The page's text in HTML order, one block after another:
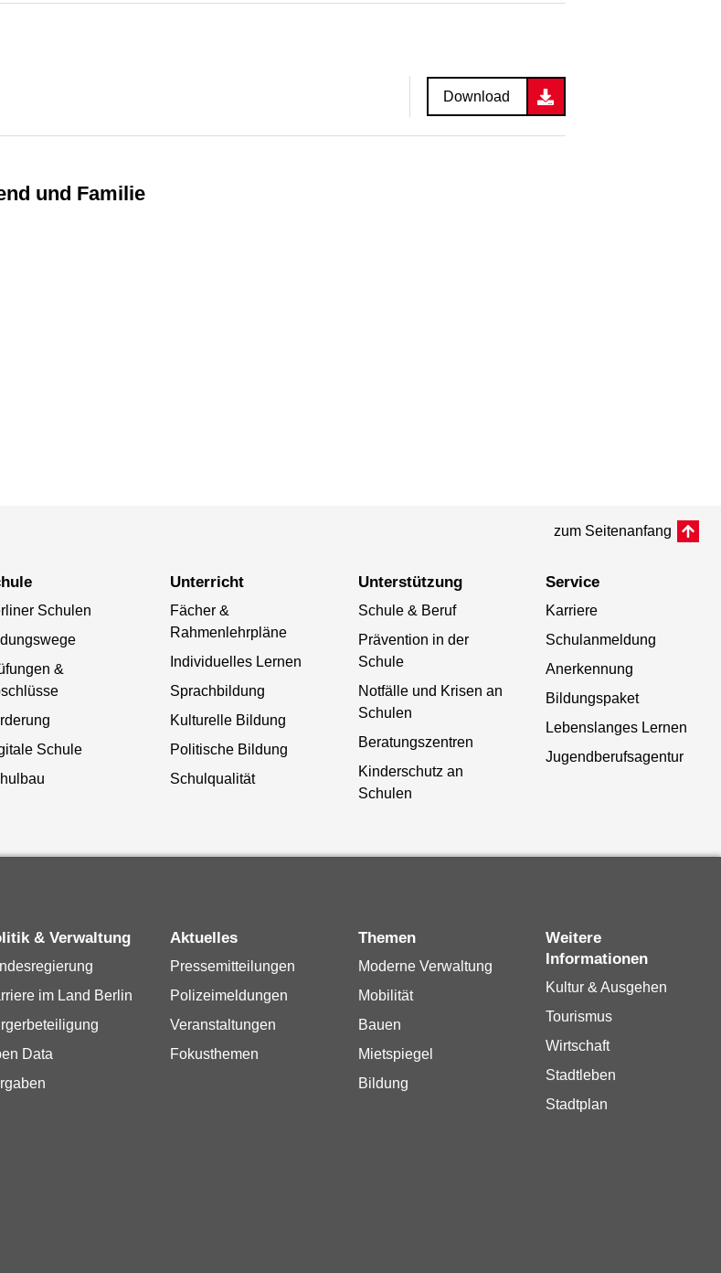
Download
und Familie
zum Seitenanfang
Schulen
&
Schule
Unterricht
Fächer &
Rahmenlehrpläne
Individuelles Lernen
Sprachbildung
Kulturelle Bildung
Politische Bildung
Schulqualität
Unterstützung
Schule & Beruf
Prävention in der
Schule
Notfälle und Krisen an
Schulen
Beratungszentren
Kinderschutz an
Schulen
Service
Karriere
Schulanmeldung
Anerkennung
Bildungspaket
Lebenslanges Lernen
Jugendberufsagentur
& Verwaltung
im Land Berlin
Data
Aktuelles
Pressemitteilungen
Polizeimeldungen
Veranstaltungen
Fokusthemen
Themen
Moderne Verwaltung
Mobilität
Bauen
Mietspiegel
Bildung
Weitere
Informationen
Kultur & Ausgehen
Tourismus
Wirtschaft
Stadtleben
Stadtplan